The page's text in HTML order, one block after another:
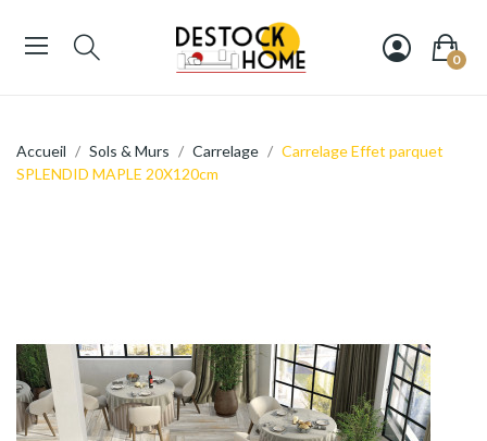
0
Accueil Sols & Murs Carrelage
Carrelage Effet parquet
SPLENDID MAPLE 20X120cm